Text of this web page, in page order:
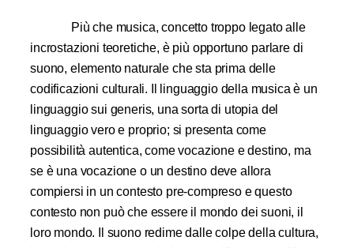
Più che musica, concetto troppo legato alle
incrostazioni teoretiche, è più opportuno parlare di
suono, elemento naturale che sta prima delle
codificazioni culturali. Il linguaggio della musica è un
linguaggio sui generis, una sorta di utopia del
linguaggio vero e proprio; si presenta come
possibilità autentica, come vocazione e destino, ma
se è una vocazione o un destino deve allora
compiersi in un contesto pre-compreso e questo
contesto non può che essere il mondo dei suoni, il
loro mondo. Il suono redime dalle colpe della cultura,